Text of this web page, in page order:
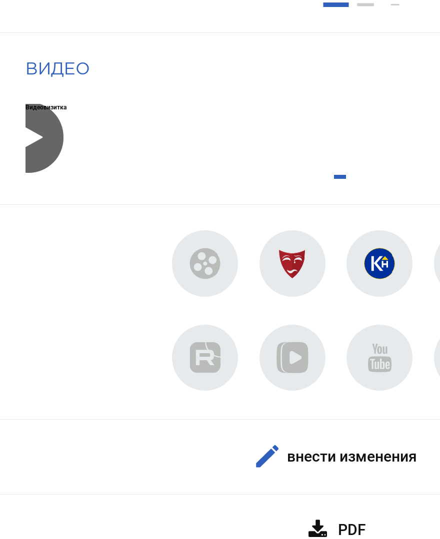
ВИДЕО
Видеовизитка
внести изменения
PDF